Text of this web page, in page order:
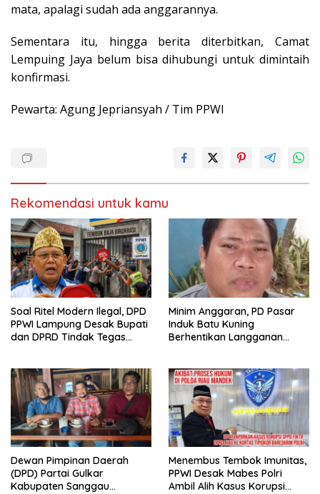
mata, apalagi sudah ada anggarannya.
Sementara itu, hingga berita diterbitkan, Camat
Lempuing Jaya belum bisa dihubungi untuk dimintaih
konfirmasi.
Pewarta: Agung Jepriansyah / Tim PPWI
Rekomendasi untuk kamu
Soal Ritel Modern Ilegal, DPD
PPWI Lampung Desak Bupati
dan DPRD Tindak Tegas
Minim Anggaran, PD Pasar
Induk Batu Kuning
Berhentikan Langganan
Dewan Pimpinan Daerah
(DPD) Partai Gulkar
Kabupaten Sanggau
Menembus Tembok Imunitas,
PPWI Desak Mabes Polri
Ambil Alih Kasus Korupsi